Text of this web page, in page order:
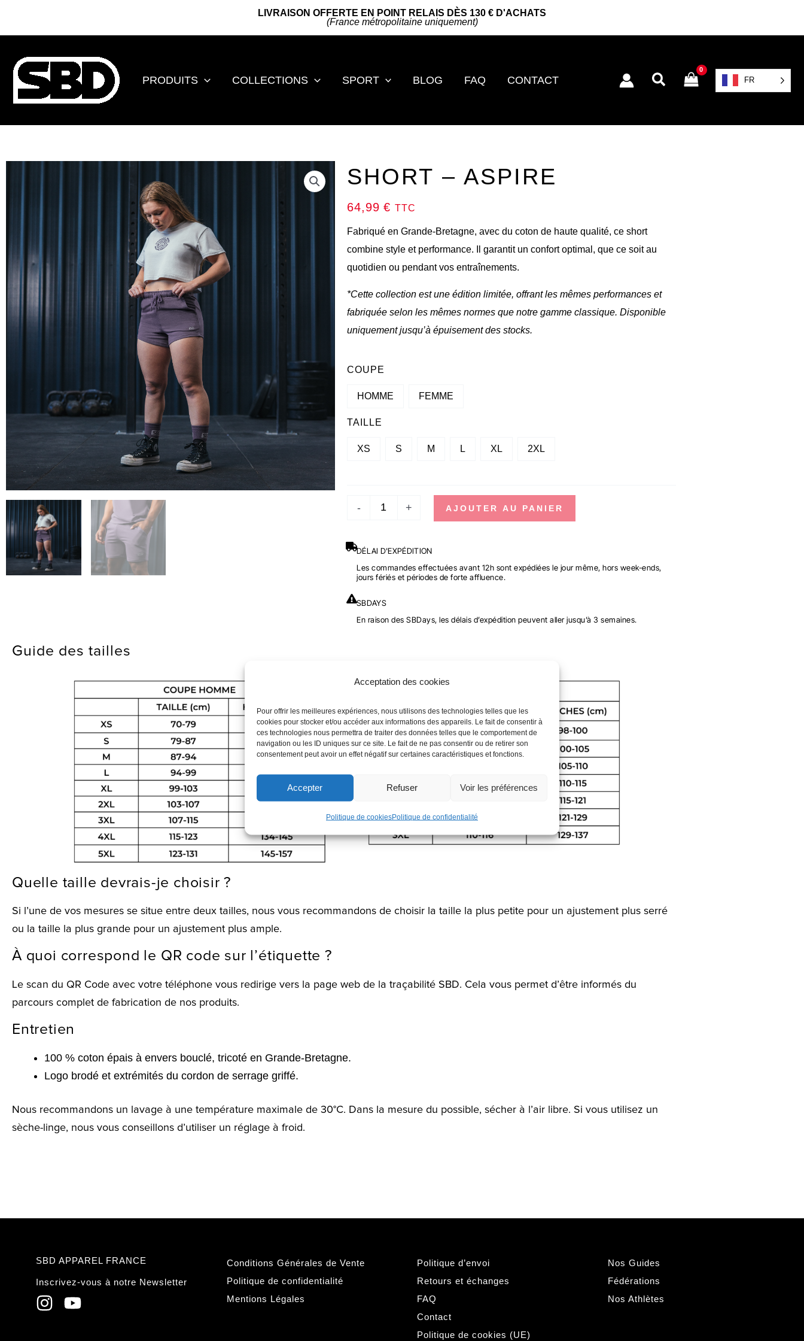
Acceptation des cookies
Pour offrir les meilleures expériences, nous utilisons des technologies telles que les
cookies pour stocker et/ou accéder aux informations des appareils. Le fait de consentir à
ces technologies nous permettra de traiter des données telles que le comportement de
navigation ou les ID uniques sur ce site. Le fait de ne pas consentir ou de retirer son
consentement peut avoir un effet négatif sur certaines caractéristiques et fonctions.
Accepter Refuser Voir les préférences
Politique de cookiesPolitique de confidentialité
LIVRAISON OFFERTE EN POINT RELAIS DÈS 130 € D'ACHATS
(France métropolitaine uniquement)
PRODUITS COLLECTIONS SPORT BLOG FAQ CONTACT Rechercher FR
SHORT – ASPIRE
64,99€ TTC
Fabriqué en Grande-Bretagne, avec du coton de haute qualité, ce short
combine style et performance. Il garantit un confort optimal, que ce soit au
quotidien ou pendant vos entraînements.
*Cette collection est une édition limitée, offrant les mêmes performances et
fabriquée selon les mêmes normes que notre gamme classique. Disponible
uniquement jusqu’à épuisement des stocks.
COUPE
HOMME FEMME
TAILLE
XS S M L XL 2XL
-
QUANTITÉ
-
+ AJOUTER AU PANIER
DÉLAI D'EXPÉDITION
Les commandes effectuées avant 12h sont expédiées le jour même, hors week-ends,
jours fériés et périodes de forte affluence.
SBDAYS
En raison des SBDays, les délais d’expédition peuvent aller jusqu’à 3 semaines.
Guide des tailles
Quelle taille devrais-je choisir ?
Si l’une de vos mesures se situe entre deux tailles, nous vous recommandons de choisir la taille la plus petite pour un ajustement plus serré
ou la taille la plus grande pour un ajustement plus ample.
À quoi correspond le QR code sur l’étiquette ?
Le scan du QR Code avec votre téléphone vous redirige vers la page web de la traçabilité SBD. Cela vous permet d’être informés du
parcours complet de fabrication de nos produits.
Entretien
100 % coton épais à envers bouclé, tricoté en Grande-Bretagne.
Logo brodé et extrémités du cordon de serrage griffé.
Nous recommandons un lavage à une température maximale de 30°C. Dans la mesure du possible, sécher à l’air libre. Si vous utilisez un
sèche-linge, nous vous conseillons d’utiliser un réglage à froid.
SBD APPAREL FRANCE
Inscrivez-vous à notre Newsletter
Conditions Générales de Vente
Politique de confidentialité
Mentions Légales
Politique d’envoi
Retours et échanges
FAQ
Contact
Politique de cookies (UE)
Nos Guides
Fédérations
Nos Athlètes